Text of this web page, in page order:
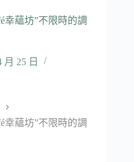
幸蘊坊”不限時的調
月 25 日
幸蘊坊”不限時的調